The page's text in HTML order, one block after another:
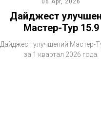
Дайджест
Мастер-Тур 15.9
Дайджест улучшений Мастер-
за 1 квартал 2026 года.